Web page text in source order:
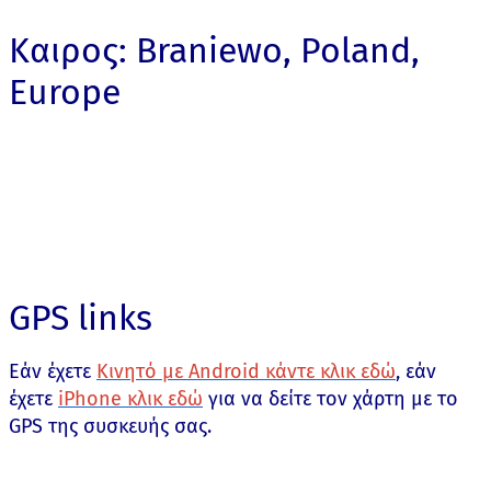
Καιρος: Braniewo, Poland,
Europe
GPS links
Εάν έχετε Κινητό με Android κάντε κλικ εδώ, εάν
έχετε iPhone κλικ εδώ για να δείτε τον χάρτη με το
GPS της συσκευής σας.